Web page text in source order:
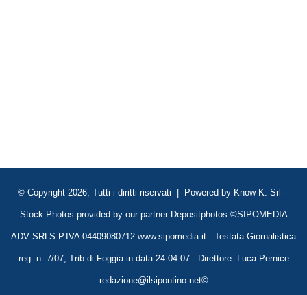
© Copyright 2026, Tutti i diritti riservati | Powered by Know K. Srl --
Stock Photos provided by our partner Depositphotos ©SIPOMEDIA
ADV SRLS P.IVA 04409080712 www.sipomedia.it - Testata Giornalistica
reg. n. 7/07, Trib di Foggia in data 24.04.07 - Direttore: Luca Pernice
redazione@ilsipontino.net©